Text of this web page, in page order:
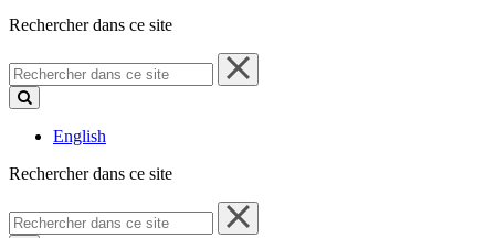
Rechercher dans ce site
Rechercher
dans
ce
English
Rechercher dans ce site
Rechercher
dans